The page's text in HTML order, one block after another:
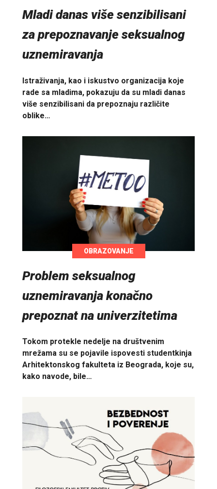
Mladi danas više senzibilisani
za prepoznavanje seksualnog
uznemiravanja
Istraživanja, kao i iskustvo organizacija koje
rade sa mladima, pokazuju da su mladi danas
više senzibilisani da prepoznaju različite
oblike…
OBRAZOVANJE
Problem seksualnog
uznemiravanja konačno
prepoznat na univerzitetima
Tokom protekle nedelje na društvenim
mrežama su se pojavile ispovesti studentkinja
Arhitektonskog fakulteta iz Beograda, koje su,
kako navode, bile…